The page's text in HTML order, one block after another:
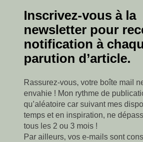
Inscrivez-vous à la
newsletter pour
notification à
parution d’article.
Rassurez-vous, votre boîte mail
envahie ! Mon rythme de
qu’aléatoire car suivant mes
temps et en inspiration, ne
tous les 2 ou 3 mois !
Par ailleurs, vos e-mails sont